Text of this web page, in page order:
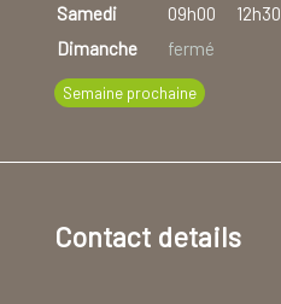
Samedi
09h00
12h30
Dimanche
fermé
Semaine prochaine
Contact details